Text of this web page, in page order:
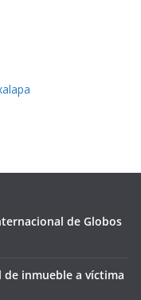
de Globos
inmueble a víctima